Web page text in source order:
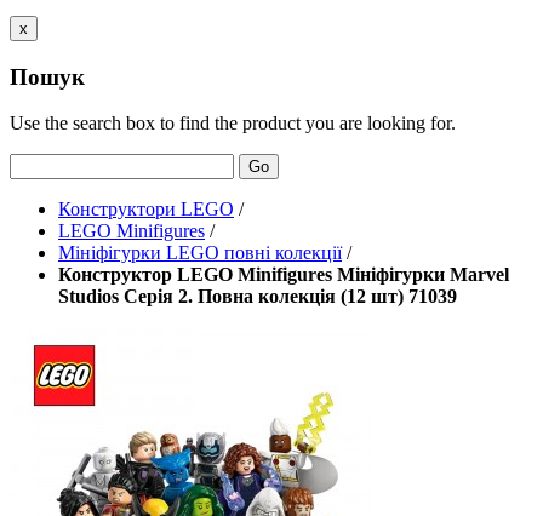
x
Пошук
Use the search box to find the product you are looking for.
Go
Конструктори LEGO /
LEGO Minifigures /
Мініфігурки LEGO повні колекції /
Конструктор LEGO Minifigures Мініфігурки Marvel
Studios Cерія 2. Повна колекція (12 шт) 71039